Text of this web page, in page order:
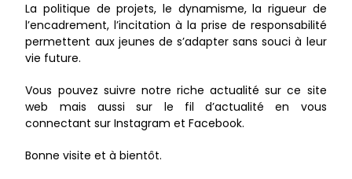
La politique de projets, le dynamisme, la rigueur de
l’encadrement, l’incitation à la prise de responsabilité
permettent aux jeunes de s’adapter sans souci à leur
vie future.
Vous pouvez suivre notre riche actualité sur ce site
web mais aussi sur le fil d’actualité en vous
connectant sur Instagram et Facebook.
Bonne visite et à bientôt.